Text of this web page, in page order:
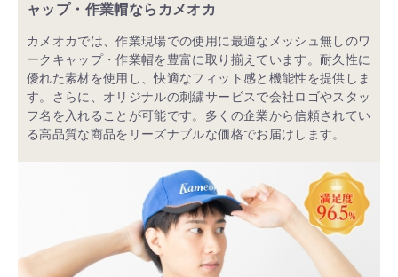
ャップ・作業帽ならカメオカ
カメオカでは、作業現場での使用に最適なメッシュ無しのワ
ークキャップ・作業帽を豊富に取り揃えています。耐久性に
優れた素材を使用し、快適なフィット感と機能性を提供しま
す。さらに、オリジナルの刺繍サービスで会社ロゴやスタッ
フ名を入れることが可能です。多くの企業から信頼されてい
る高品質な商品をリーズナブルな価格でお届けします。